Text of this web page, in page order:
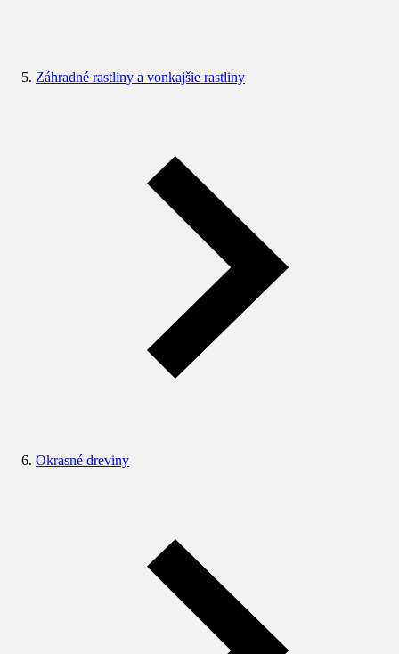
Záhradné rastliny a vonkajšie rastliny
Okrasné dreviny